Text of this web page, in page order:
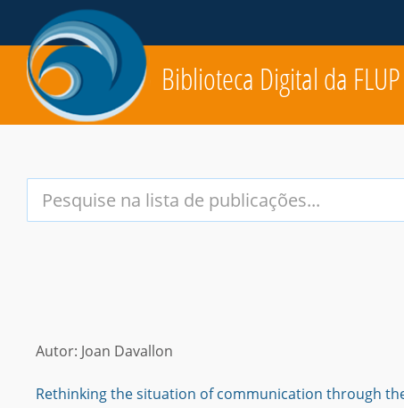
Biblioteca Digital da FLUP
Search
Terms:
Autor: Joan Davallon
Rethinking the situation of communication through